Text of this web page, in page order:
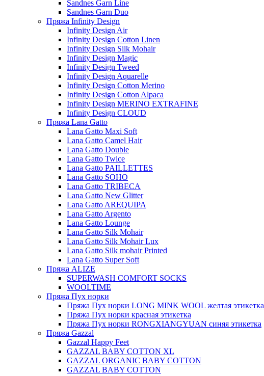
Sandnes Garn Line
Sandnes Garn Duo
Пряжа Infinity Design
Infinity Design Air
Infinity Design Cotton Linen
Infinity Design Silk Mohair
Infinity Design Magic
Infinity Design Tweed
Infinity Design Aquarelle
Infinity Design Cotton Merino
Infinity Design Cotton Alpaca
Infinity Design MERINO EXTRAFINE
Infinity Design CLOUD
Пряжа Lana Gatto
Lana Gatto Maxi Soft
Lana Gatto Camel Hair
Lana Gatto Double
Lana Gatto Twice
Lana Gatto PAILLETTES
Lana Gatto SOHO
Lana Gatto TRIBECA
Lana Gatto New Glitter
Lana Gatto AREQUIPA
Lana Gatto Argento
Lana Gatto Lounge
Lana Gatto Silk Mohair
Lana Gatto Silk Mohair Lux
Lana Gatto Silk mohair Printed
Lana Gatto Super Soft
Пряжа ALIZE
SUPERWASH COMFORT SOCKS
WOOLTIME
Пряжа Пух норки
Пряжа Пух норки LONG MINK WOOL желтая этикетка
Пряжа Пух норки красная этикетка
Пряжа Пух норки RONGXIANGYUAN синяя этикетка
Пряжа Gazzal
Gazzal Happy Feet
GAZZAL BABY COTTON XL
GAZZAL ORGANIC BABY COTTON
GAZZAL BABY COTTON